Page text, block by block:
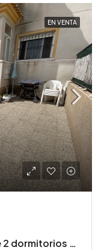
EN VENTA
Un piso con mucho encanto de 2 dormitorios y 2 baños